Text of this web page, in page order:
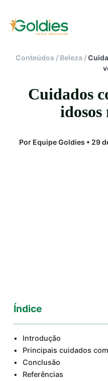
Conteúdos/ Beleza/
Cuidados
idosos
Por Equipe Goldies • 29
Índice
Introdução
Principais cuidados
Conclusão
Referências